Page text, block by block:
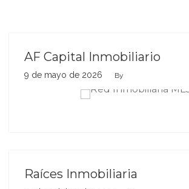
AF Capital Inmobiliario
9 de mayo de 2026 By
Raíces Inmobiliaria